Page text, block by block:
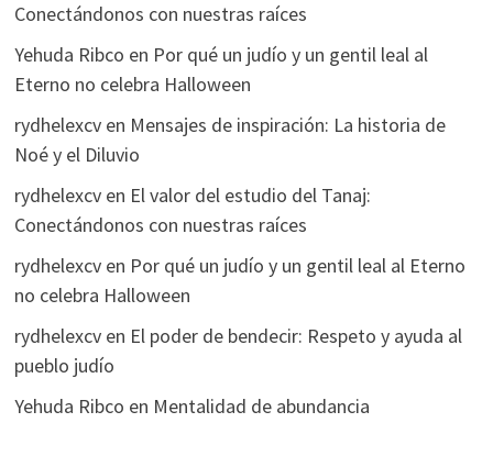
Conectándonos con nuestras raíces
Yehuda Ribco en Por qué un judío y un gentil leal al
Eterno no celebra Halloween
rydhelexcven Mensajes de inspiración: La historia de
Noé y el Diluvio
rydhelexcven El valor del estudio del Tanaj:
Conectándonos con nuestras raíces
rydhelexcven Por qué un judío y un gentil leal al Eterno
no celebra Halloween
rydhelexcven El poder de bendecir: Respeto y ayuda al
pueblo judío
Yehuda Ribco en Mentalidad de abundancia